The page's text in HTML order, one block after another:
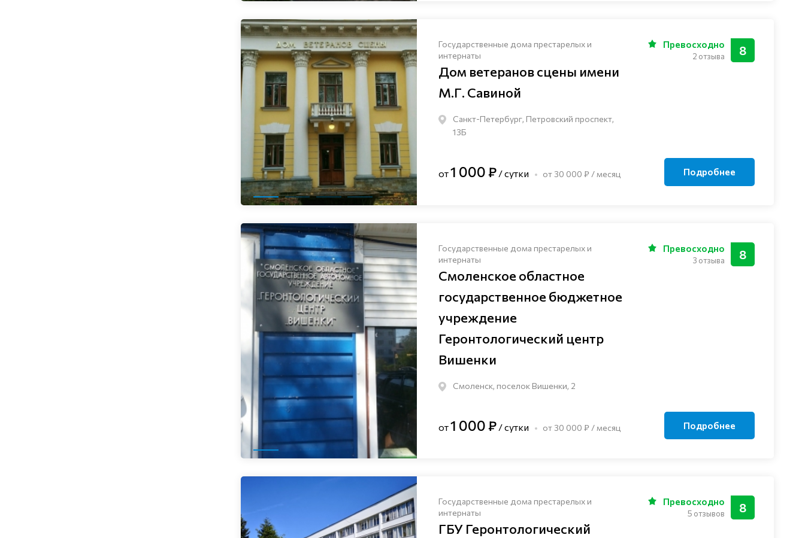
Государственные дома престарелых и
интернаты
Дом ветеранов сцены имени
М.Г. Савиной
Санкт-Петербург, Петровский проспект,
13Б
8
Превосходно
2 отзыва
от1 000 ₽ / сутки от 30 000 ₽ / месяц Подробнее
Государственные дома престарелых и
интернаты
Смоленское областное
государственное бюджетное
учреждение
Геронтологический центр
Вишенки
Смоленск, поселок Вишенки, 2
8
Превосходно
3 отзыва
от1 000 ₽ / сутки от 30 000 ₽ / месяц Подробнее
Государственные дома престарелых и
интернаты
ГБУ Геронтологический
8
Превосходно
5 отзывов